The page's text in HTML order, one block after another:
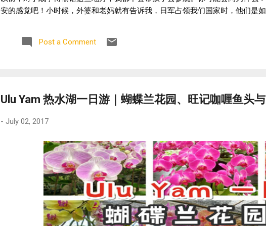
安的感觉吧！小时候，外婆和老妈就有告诉我，日军占领我们国家时，他们是
Post a Comment
Ulu Yam 热水湖一日游｜蝴蝶兰花园、旺记咖喱鱼头
- July 02, 2017